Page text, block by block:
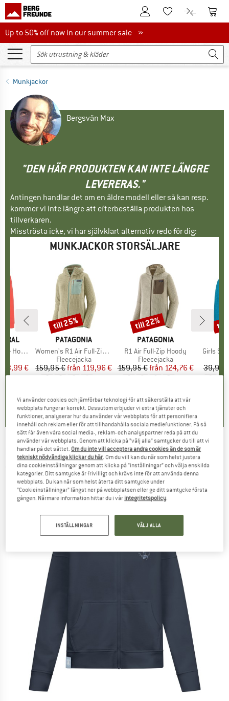
Till kundkontotTill minneslistan.
Till Till
Up to 50% off now in our summer sale
Up to 50% off now in our summer sale »
Munkjackor
Bergsvän Max
"DEN HÄR PRODUKTEN KAN INTE LÄNGRE
LEVERERAS."
Antingen handlar det om en äldre modell eller så kan resp.
kommer vi inte längre att efterbeställa produkten hos
tillverkaren.
Misströsta icke, vi har självklart alternativ redo för dig:
MUNKJACKOR STORSÄLJARE
Hoodie
pris
53,99 €
VARUMÄRKE
PATAGONIA
Produkter
Women's R1 Air Full-Zip Hoody
Produktgrupp
Fleecejacka
Pris
159,95 € Reducerat pris
från 119,96 €
Rabatt
till 25%
VARUMÄRKE
PATAGONIA
Produkter
R1 Air Full-Zip Hoody
Produktgrupp
Fleecejacka
Pris
159,95 € Reducerat pris
från 124,76 €
Rabatt
till 22%
Girls
39,95
till
DERBE -Women's Rosenanker - Munkjacka
(0)
Vi använder cookies och jämförbar teknologi för att säkerställa att vår
webbplats fungerar korrekt. Dessutom erbjuder vi extra tjänster och
funktioner, analyserar hur du använder vår webbplats för att personifiera
innehåll och reklam eller för att tillhandahålla sociala mediefunktioner. På så
sätt får även våra social media-, reklam- och analyspartner reda på att du
använder vår webbplats. Genom att klicka på ”välj alla” samtycker du till att vi
handlar på det sättet. Om du inte vill acceptera andra cookies än de som är
tekniskt nödvändiga klickar du här . Om du vill kan du när som helst justera
dina cookieinställningar genom att klicka på ”inställningar” och välja enskilda
kategorier. Ditt samtycke är frivilligt och krävs inte för att använda denna
webbplats. Du kan när som helst återta ditt samtycke under
”Cookieinställningar” längst ner på webbplatsen eller ge ditt samtycke första
gången. Närmare information hittar du i vår integritetspolicy
INSTÄLLNINGAR VÄLJ ALLA